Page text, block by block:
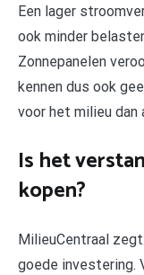
Een lager
ook minder
Zonnepanelen
kennen dus ook
voor het milieu dan
Is het
kopen?
MilieuCentraal
goede investering.